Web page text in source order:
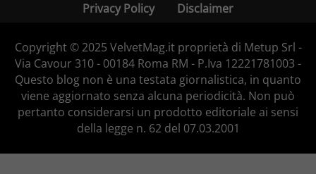
Privacy Policy Disclaimer
Copyright © 2025 VelvetMag.it proprietà di Metup Srl -
Via Cavour 310 - 00184 Roma RM - P.Iva 12221781003 -
Questo blog non è una testata giornalistica, in quanto
viene aggiornato senza alcuna periodicità. Non può
pertanto considerarsi un prodotto editoriale ai sensi
della legge n. 62 del 07.03.2001